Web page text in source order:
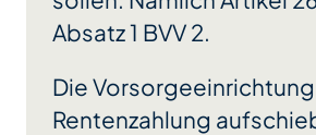
Absatz 1 BVV 2.
Die
Rentenzahlung